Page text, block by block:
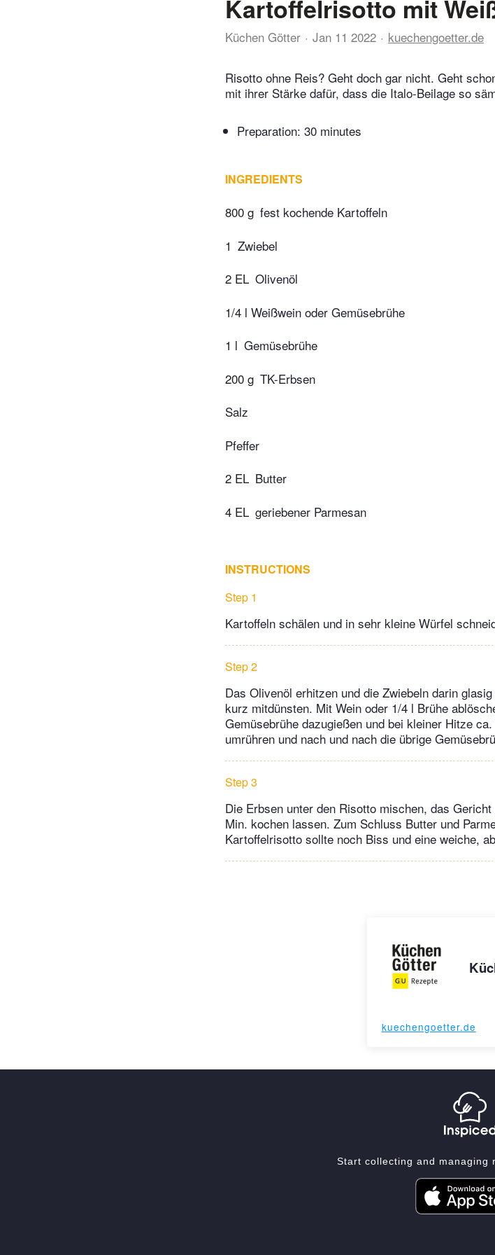
Kartoffelrisotto mit
Küchen Götter Jan 11 2022 kuechengoetter.de
Risotto ohne Reis? Geht doch gar nicht. Geht
mit ihrer Stärke dafür, dass die Italo-Beilage so
Preparation: 30 minutes
INGREDIENTS
800 g fest kochende Kartoffeln
1 Zwiebel
2 EL Olivenöl
1/4 l Weißwein oder Gemüsebrühe
1 l Gemüsebrühe
200 g TK-Erbsen
Salz
Pfeffer
2 EL Butter
4 EL geriebener Parmesan
INSTRUCTIONS
Step 1
Kartoffeln schälen und in sehr kleine Würfel
Step 2
Das Olivenöl erhitzen und die Zwiebeln darin
kurz mitdünsten. Mit Wein oder 1/4 l Brühe
Gemüsebrühe dazugießen und bei kleiner Hitze
umrühren und nach und nach die übrige
Step 3
Die Erbsen unter den Risotto mischen, das
Min. kochen lassen. Zum Schluss Butter und
Kartoffelrisotto sollte noch Biss und eine weiche,
kuechengoetter.de
Start collecting and managing